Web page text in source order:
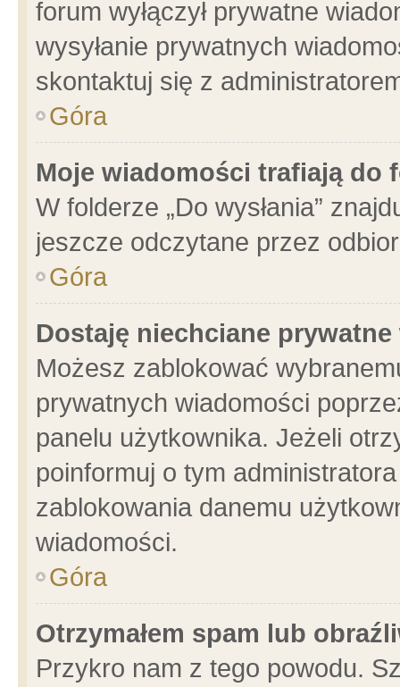
forum wyłączył prywatne
wysyłanie prywatnych
skontaktuj się z
Góra
Moje wiadomości trafiają do
W folderze „Do wysłania”
jeszcze odczytane przez
Góra
Dostaję niechciane
Możesz zablokować
prywatnych wiadomości
panelu użytkownika. Jeżeli
poinformuj o tym
zablokowania danemu
wiadomości.
Góra
Otrzymałem spam lub
Przykro nam z tego powodu.